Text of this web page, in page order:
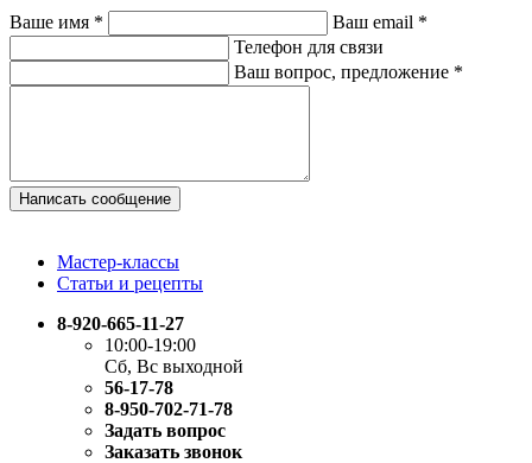
Ваше имя * Ваш email *
Телефон для связи
Ваш вопрос, предложение *
Написать сообщение
Мастер-классы
Статьи и рецепты
8-920-665-11-27
10:00-19:00
Сб, Вс выходной
56-17-78
8-950-702-71-78
Задать вопрос
Заказать звонок